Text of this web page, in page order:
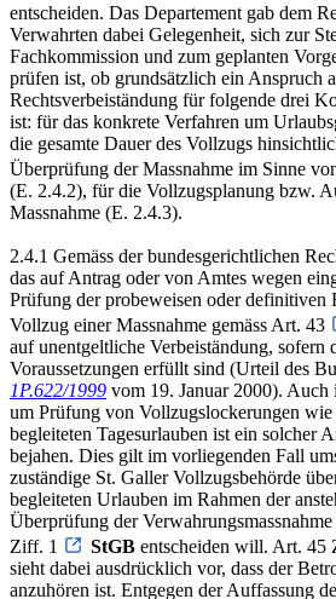
entscheiden. Das Departement gab dem
Verwahrten dabei Gelegenheit, sich zur
Fachkommission und zum geplanten
prüfen ist, ob grundsätzlich ein Anspruch
Rechtsverbeiständung für folgende drei
ist: für das konkrete Verfahren um
die gesamte Dauer des Vollzugs
Überprüfung der Massnahme im Sinne
(E. 2.4.2), für die Vollzugsplanung bzw.
Massnahme (E. 2.4.3).
2.4.1 Gemäss der bundesgerichtlichen
das auf Antrag oder von Amtes wegen
Prüfung der probeweisen oder definitiven
Vollzug einer Massnahme gemäss Art. 43
auf unentgeltliche Verbeiständung, sofern
Voraussetzungen erfüllt sind (Urteil des
1P.622/1999 vom 19. Januar 2000).
um Prüfung von Vollzugslockerungen
begleiteten Tagesurlauben ist ein solcher
bejahen. Dies gilt im vorliegenden Fall
zuständige St. Galler Vollzugsbehörde
begleiteten Urlauben im Rahmen der
Überprüfung der
Ziff. 1
StGB entscheiden will. Art. 45
sieht dabei ausdrücklich vor, dass der
anzuhören ist. Entgegen der Auffassung